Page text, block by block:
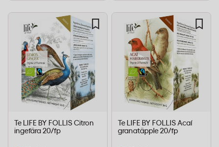
Te LIFE BY FOLLIS Citron
ingefära 20/fp
Te LIFE BY FOLLIS Acaí
granatäpple 20/fp